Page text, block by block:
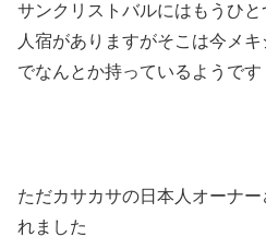
サンクリストバルにはもうひ
人宿がありますがそこは今メ
でなんとか持っているようです
ただカサカサの日本人オーナ
れました